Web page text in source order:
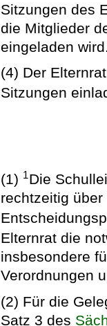
Sitzungen des
die Mitglieder
eingeladen wird.
(4) Der
Sitzungen
(1) 1Die
rechtzeitig
Elternrat die
insbesondere
Verordnungen
(2) Für die
Satz 3 des